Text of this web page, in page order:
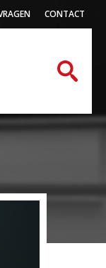
CONTACT